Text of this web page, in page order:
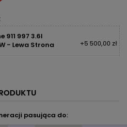
911 997 3.6l
- Lewa Strona
+5 500,00 zł
pasująca do: